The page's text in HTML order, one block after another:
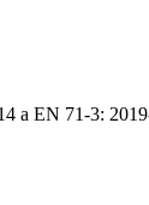
a EN 71-3: